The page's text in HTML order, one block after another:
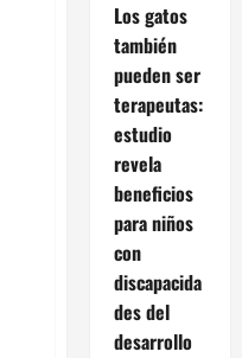
Los gatos
también
pueden ser
terapeutas:
estudio
revela
beneficios
para niños
con
discapacida
des del
desarrollo